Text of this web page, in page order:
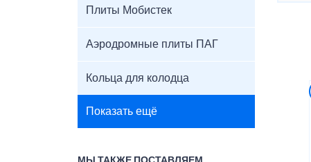
Плиты Мобистек
Аэродромные плиты ПАГ
Кольца для колодца
Показать ещё